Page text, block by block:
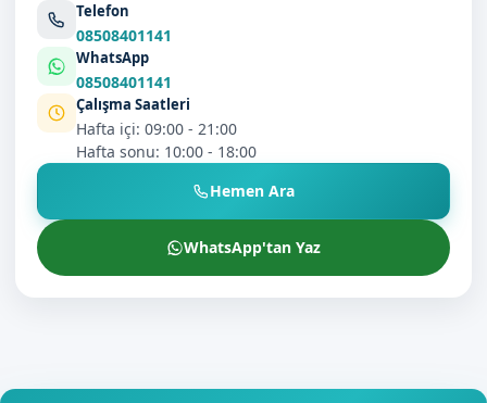
Telefon
08508401141
WhatsApp
08508401141
Çalışma Saatleri
Hafta içi: 09:00 - 21:00
Hafta sonu: 10:00 - 18:00
Hemen Ara
WhatsApp'tan Yaz